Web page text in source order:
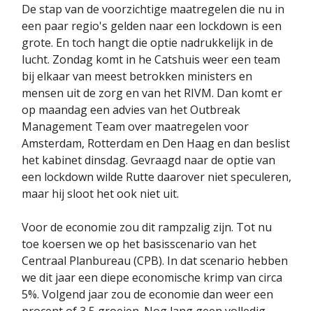
De stap van de voorzichtige maatregelen die nu in
een paar regio's gelden naar een lockdown is een
grote. En toch hangt die optie nadrukkelijk in de
lucht. Zondag komt in he Catshuis weer een team
bij elkaar van meest betrokken ministers en
mensen uit de zorg en van het RIVM. Dan komt er
op maandag een advies van het Outbreak
Management Team over maatregelen voor
Amsterdam, Rotterdam en Den Haag en dan beslist
het kabinet dinsdag. Gevraagd naar de optie van
een lockdown wilde Rutte daarover niet speculeren,
maar hij sloot het ook niet uit.
Voor de economie zou dit rampzalig zijn. Tot nu
toe koersen we op het basisscenario van het
Centraal Planbureau (CPB). In dat scenario hebben
we dit jaar een diepe economische krimp van circa
5%. Volgend jaar zou de economie dan weer een